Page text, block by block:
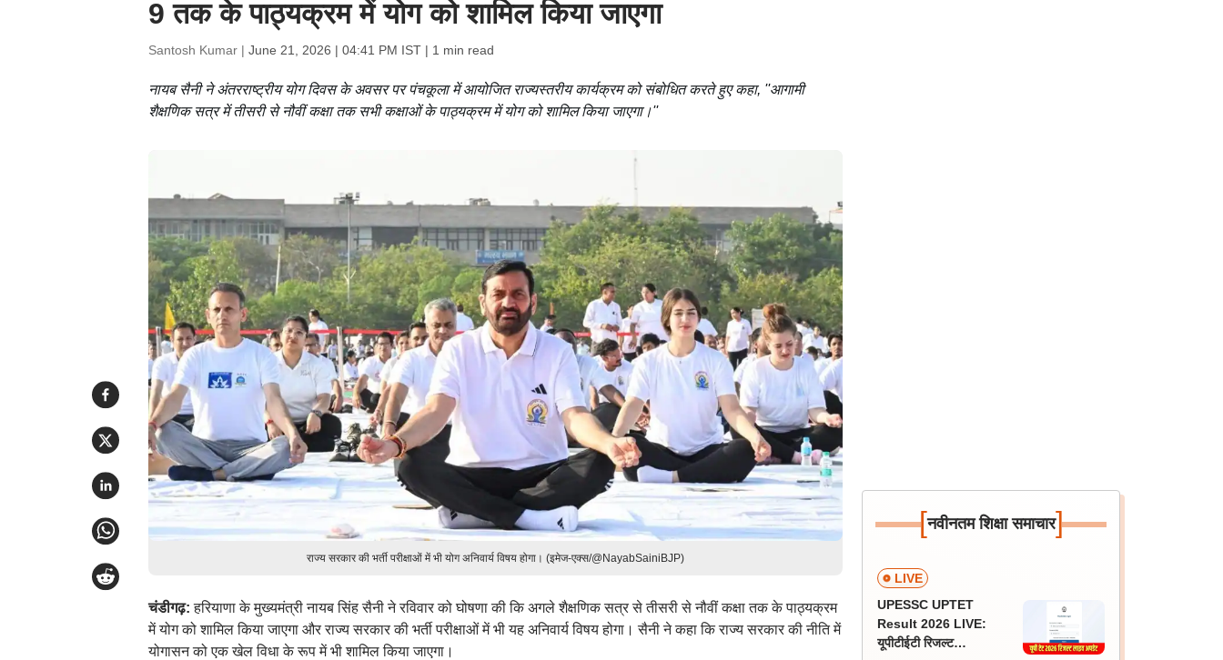
9 तक के पाठ्यक्रम में योग को शामिल किया जाएगा
Santosh Kumar | June 21, 2026 | 04:41 PM IST| 1 min read
नायब सैनी ने अंतरराष्ट्रीय योग दिवस के अवसर पर पंचकूला में आयोजित राज्यस्तरीय कार्यक्रम को संबोधित करते हुए कहा, ''आगामी
शैक्षणिक सत्र में तीसरी से नौवीं कक्षा तक सभी कक्षाओं के पाठ्यक्रम में योग को शामिल किया जाएगा।''
राज्य सरकार की भर्ती परीक्षाओं में भी योग अनिवार्य विषय होगा। (इमेज-एक्स/@NayabSainiBJP)
चंडीगढ़:हरियाणा के मुख्यमंत्री नायब सिंह सैनी ने रविवार को घोषणा की कि अगले शैक्षणिक सत्र से तीसरी से नौवीं कक्षा तक के पाठ्यक्रम
में योग को शामिल किया जाएगा और राज्य सरकार की भर्ती परीक्षाओं में भी यह अनिवार्य विषय होगा। सैनी ने कहा कि राज्य सरकार की नीति में
योगासन को एक खेल विधा के रूप में भी शामिल किया जाएगा।
[नवीनतम शिक्षा समाचार]
LIVE
UPESSC UPTET
Result 2026 LIVE:
यूपीटीईटी रिजल्ट